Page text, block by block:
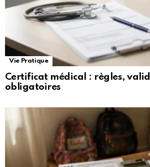
Vie Pratique
Certificat médical : règles,
obligatoires